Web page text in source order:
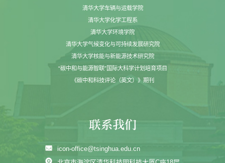
清华大学车辆与运载学院
清华大学化学工程系
清华大学环境学院
清华大学气候变化与可持续发展研究院
清华大学核能与新能源技术研究院
“碳中和与能源智联”国际大科学计划培育项目
《碳中和科技评论（英文）》期刊
icon-office@tsinghua.edu.cn